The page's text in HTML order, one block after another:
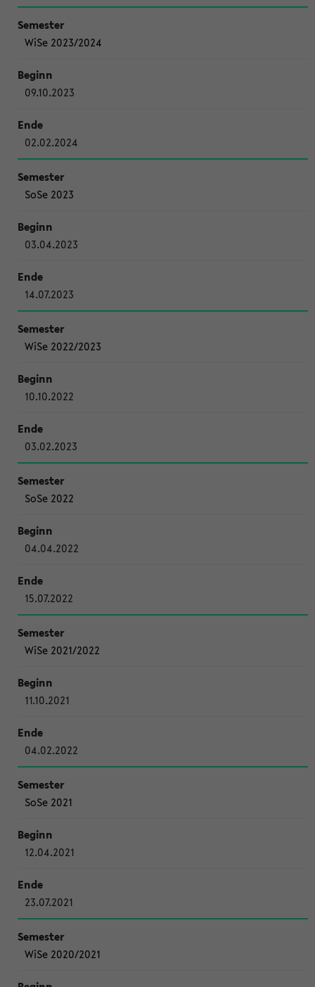
WiSe 2023/2024
09.10.2023
02.02.2024
SoSe 2023
03.04.2023
14.07.2023
WiSe 2022/2023
10.10.2022
03.02.2023
SoSe 2022
04.04.2022
15.07.2022
WiSe 2021/2022
11.10.2021
04.02.2022
SoSe 2021
12.04.2021
23.07.2021
WiSe 2020/2021